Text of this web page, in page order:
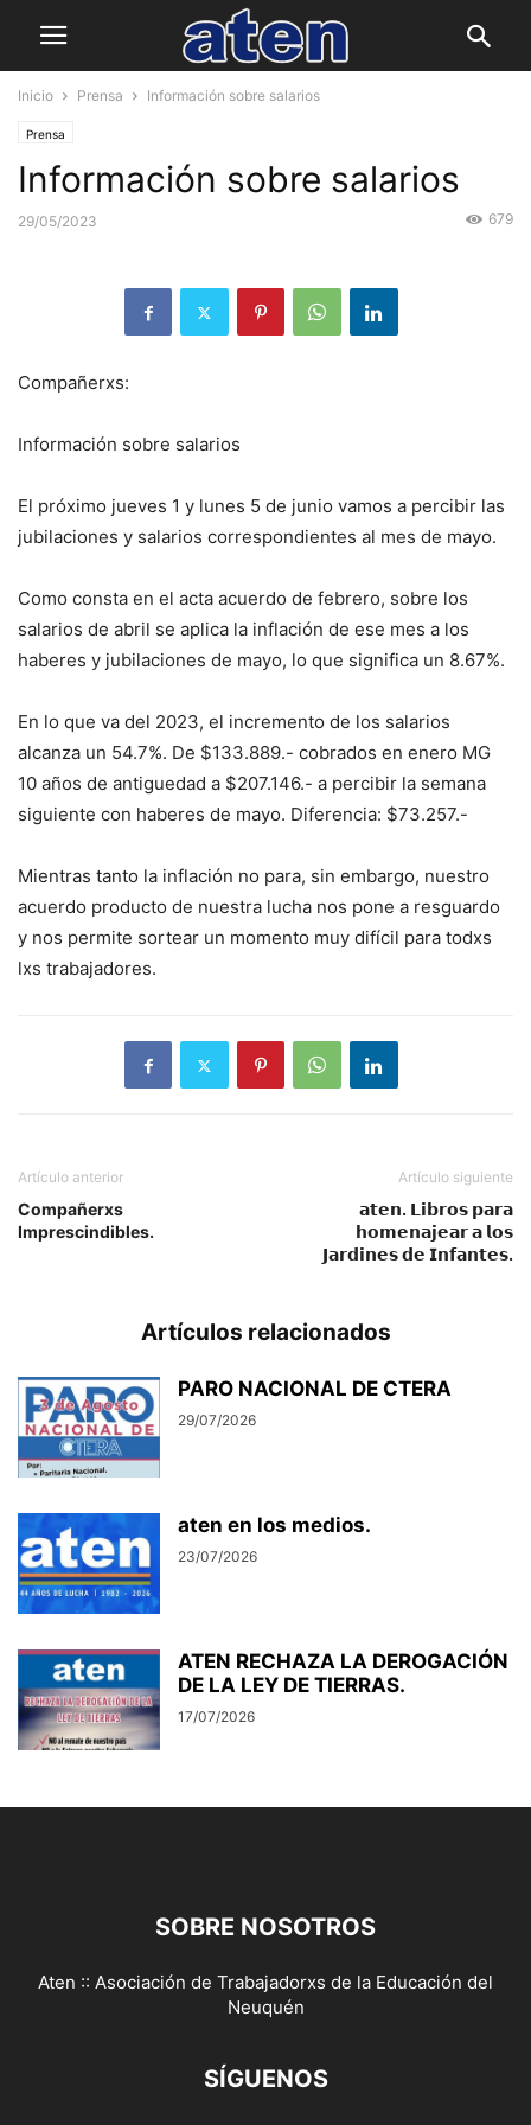
Inicio Prensa Información sobre salarios
Prensa
Información sobre salarios
29/05/2023 679
Compañerxs:
Información sobre salarios
El próximo jueves 1 y lunes 5 de junio vamos a percibir las
jubilaciones y salarios correspondientes al mes de mayo.
Como consta en el acta acuerdo de febrero, sobre los
salarios de abril se aplica la inflación de ese mes a los
haberes y jubilaciones de mayo, lo que significa un 8.67%.
En lo que va del 2023, el incremento de los salarios
alcanza un 54.7%. De $133.889.- cobrados en enero MG
10 años de antiguedad a $207.146.- a percibir la semana
siguiente con haberes de mayo. Diferencia: $73.257.-
Mientras tanto la inflación no para, sin embargo, nuestro
acuerdo producto de nuestra lucha nos pone a resguardo
y nos permite sortear un momento muy difícil para todxs
lxs trabajadores.
Artículo anterior
Compañerxs
Imprescindibles.
Artículo siguiente
𝗮𝘁𝗲𝗻. 𝗟𝗶𝗯𝗿𝗼𝘀 𝗽𝗮𝗿𝗮
𝗵𝗼𝗺𝗲𝗻𝗮𝗷𝗲𝗮𝗿 𝗮 𝗹𝗼𝘀
𝗝𝗮𝗿𝗱𝗶𝗻𝗲𝘀 𝗱𝗲 𝗜𝗻𝗳𝗮𝗻𝘁𝗲𝘀.
Artículos relacionados
PARO NACIONAL DE CTERA
29/07/2026
aten en los medios.
23/07/2026
ATEN RECHAZA LA DEROGACIÓN
DE LA LEY DE TIERRAS.
17/07/2026
SOBRE NOSOTROS
Aten :: Asociación de Trabajadorxs de la Educación del
Neuquén
SÍGUENOS